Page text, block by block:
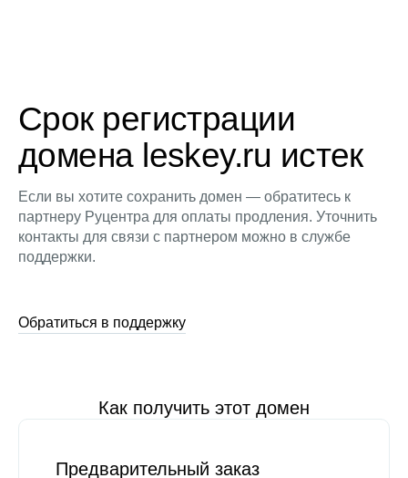
Срок регистрации
домена leskey.ru истек
Если вы хотите сохранить домен — обратитесь к
партнеру Руцентра для оплаты продления. Уточнить
контакты для связи с партнером можно в службе
поддержки.
Обратиться в поддержку
Как получить этот домен
Предварительный заказ